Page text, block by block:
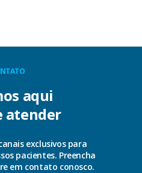
aqui
atender
exclusivos para
pacientes. Preencha
em contato conosco.